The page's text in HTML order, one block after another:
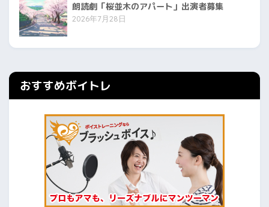
朗読劇「桜並木のアパート」出演者募集
2026年7月28日
おすすめボイトレ